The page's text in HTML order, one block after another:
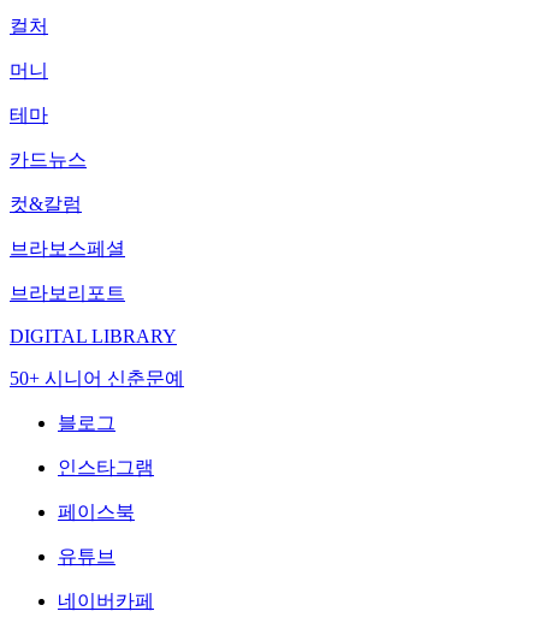
컬처
머니
테마
카드뉴스
컷&칼럼
브라보스페셜
브라보리포트
DIGITAL LIBRARY
50+ 시니어 신춘문예
블로그
인스타그램
페이스북
유튜브
네이버카페